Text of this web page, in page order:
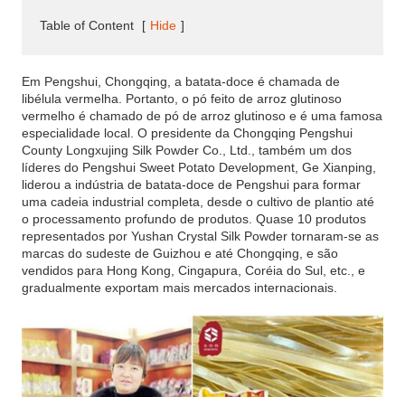
Table of Content [ Hide ]
Em Pengshui, Chongqing, a batata-doce é chamada de
libélula vermelha. Portanto, o pó feito de arroz glutinoso
vermelho é chamado de pó de arroz glutinoso e é uma famosa
especialidade local. O presidente da Chongqing Pengshui
County Longxujing Silk Powder Co., Ltd., também um dos
líderes do Pengshui Sweet Potato Development, Ge Xianping,
liderou a indústria de batata-doce de Pengshui para formar
uma cadeia industrial completa, desde o cultivo de plantio até
o processamento profundo de produtos. Quase 10 produtos
representados por Yushan Crystal Silk Powder tornaram-se as
marcas do sudeste de Guizhou e até Chongqing, e são
vendidos para Hong Kong, Cingapura, Coréia do Sul, etc., e
gradualmente exportam mais mercados internacionais.